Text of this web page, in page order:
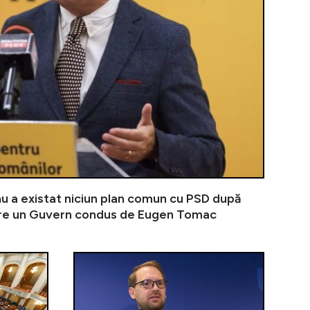
a existat niciun plan comun cu PSD după
un Guvern condus de Eugen Tomac
nu trebuie să-și asume guvernarea grea cu un om de-
Ilie Bolojan atacă dur varianta unui premier